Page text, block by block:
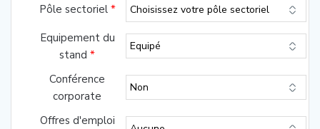
Pôle sectoriel *
Equipement du
stand*
Conférence
corporate
Offres d'emploi